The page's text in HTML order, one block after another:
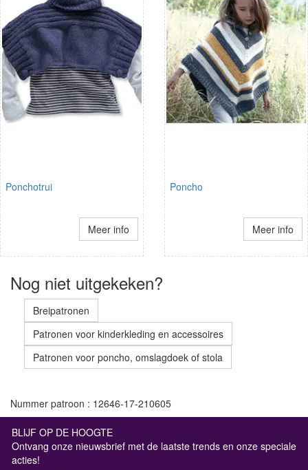
Ponchotrui
Meer info
Poncho
Meer info
Nog niet uitgekeken?
Breipatronen
Patronen voor kinderkleding en accessoires
Patronen voor poncho, omslagdoek of stola
Nummer patroon : 12646-17-210605
BLIJF OP DE HOOGTE
Ontvang onze nieuwsbrief met de laatste trends en onze speciale
acties!